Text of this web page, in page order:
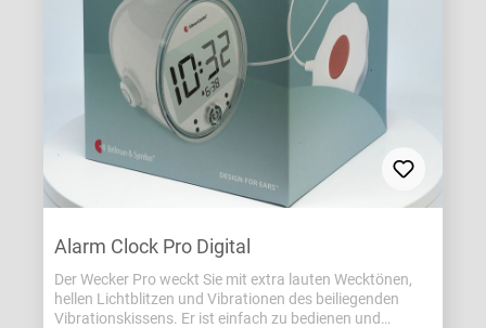
Alarm Clock Pro Digital
Der Wecker Pro weckt Sie mit extra lauten Wecktönen,
hellen Lichtblitzen und Vibrationen des beiliegenden
Vibrationskissens. Er ist einfach zu bedienen und